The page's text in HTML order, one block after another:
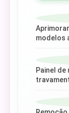
modelos
Painel